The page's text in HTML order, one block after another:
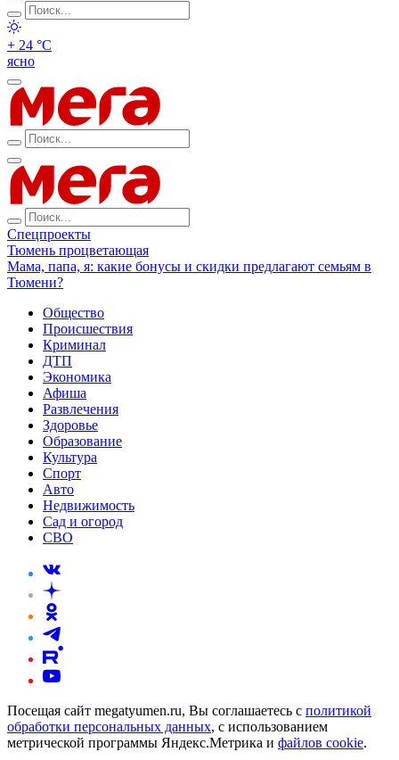
+ 24 °С
ясно
Спецпроекты
Тюмень процветающая
Мама, папа, я: какие бонусы и скидки предлагают семьям в
Тюмени?
Общество
Происшествия
Криминал
ДТП
Экономика
Афиша
Развлечения
Здоровье
Образование
Культура
Спорт
Авто
Недвижимость
Сад и огород
СВО
Посещая сайт megatyumen.ru, Вы соглашаетесь с политикой
обработки персональных данных, с использованием
метрической программы Яндекс.Метрика и файлов cookie.